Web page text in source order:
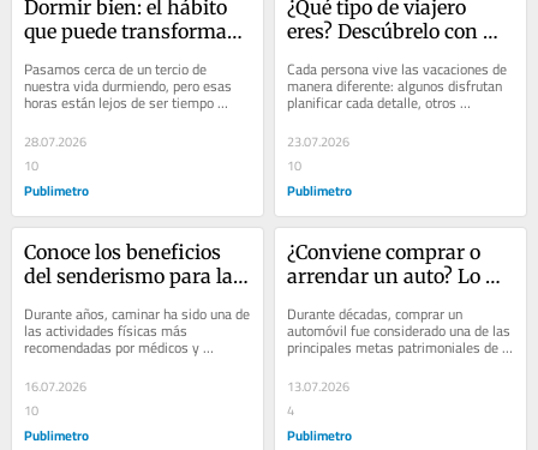
Dormir bien: el hábito
que puede transformar
Pasamos cerca de un tercio de
nuestra vida durmiendo, pero esas
horas están lejos de ser tiempo
perdido. Mientras dormimos, el
cerebro continúa...
28.07.2026
10
Publimetro
¿Qué tipo de viajero
eres? Descúbrelo con
Cada persona vive las vacaciones de
manera diferente: algunos disfrutan
planificar cada detalle, otros
prefieren improvisar, mientras que
unos buscan...
23.07.2026
10
Publimetro
Conoce los beneficios
del senderismo para la
Durante años, caminar ha sido una de
las actividades físicas más
recomendadas por médicos y
especialistas. Sin embargo,
investigaciones recientes...
16.07.2026
10
Publimetro
¿Conviene comprar o
arrendar un auto? Lo
antes de decidir
Durante décadas, comprar un
automóvil fue considerado una de las
principales metas patrimoniales de
muchas familias. Sin embargo, los
cambios en el...
13.07.2026
4
Publimetro